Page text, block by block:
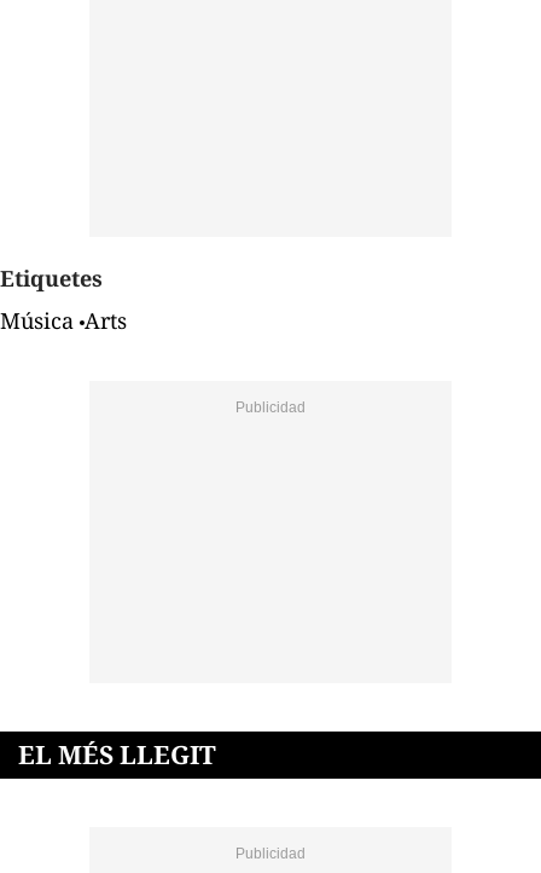
Etiquetes
Música Arts
EL MÉS LLEGIT